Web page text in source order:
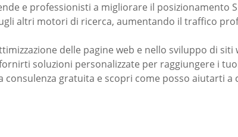
e professionisti a migliorare il posizionamento
altri motori di ricerca, aumentando il traffico
delle pagine web e nello sviluppo di
soluzioni personalizzate per raggiungere i
consulenza gratuita e scopri come posso aiutarti a